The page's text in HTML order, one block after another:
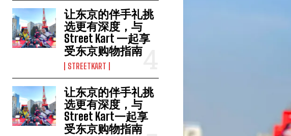
让东京的伴手礼挑
选更有深度，与
Street Kart 一起享
受东京购物指南
STREETKART
让东京的伴手礼挑
选更有深度，与
Street Kart一起享
受东京购物指南